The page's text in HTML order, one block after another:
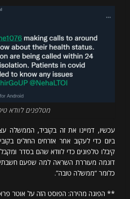
מטלפנים לוודא
ביום כדי לעקוב אחר אזרחים החולים
קיבלו טלפונים כדי לוודא שהם בסדר
דוגמה מעוררת השראה למה שפעם חשבתי
כלומר “ממשלה טובה”.
** הפוגה מהירה: הפוסט הזה על אוטר